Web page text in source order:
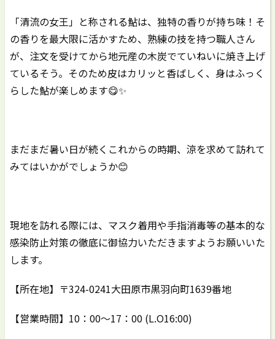
「清流の女王」と称される鮎は、独特の香りが持ち味！そ
の香りを最大限に活かすため、熟練の技を持つ職人さん
が、注文を受けてから地元産の木炭でていねいに焼き上げ
ているそう。そのため皮はカリッと香ばしく、身はふっく
らした鮎が楽しめます😋✨
まだまだ暑い日が続くこれからの時期、涼を求めて訪れて
みてはいかがでしょうか😊
現地を訪れる際には、マスク着用や手指消毒等の基本的な
感染防止対策の徹底に御協力いただきますようお願いいた
します。
【所在地】〒324-0241大田原市黒羽向町1639番地
【営業時間】10：00～17：00 (L.O16:00)